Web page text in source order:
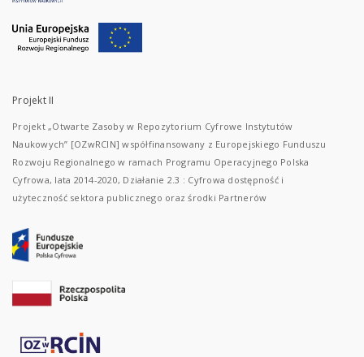
Projekt II
Projekt „Otwarte Zasoby w Repozytorium Cyfrowe Instytutów
Naukowych” [OZwRCIN] współfinansowany z Europejskiego Funduszu
Rozwoju Regionalnego w ramach Programu Operacyjnego Polska
Cyfrowa, lata 2014-2020, Działanie 2.3 : Cyfrowa dostępność i
użyteczność sektora publicznego oraz środki Partnerów